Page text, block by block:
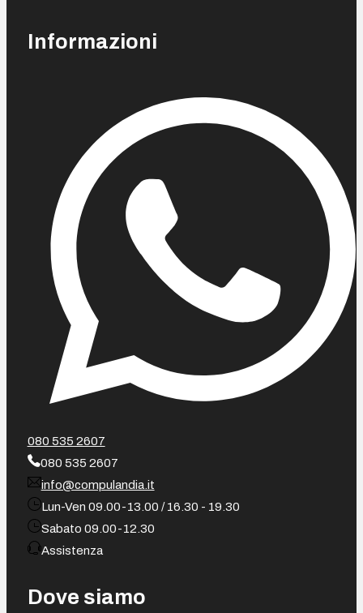
Informazioni
080 535 2607
080 535 2607
info@compulandia.it
Lun-Ven 09.00-13.00 / 16.30 - 19.30
Sabato 09.00-12.30
Assistenza
Dove siamo